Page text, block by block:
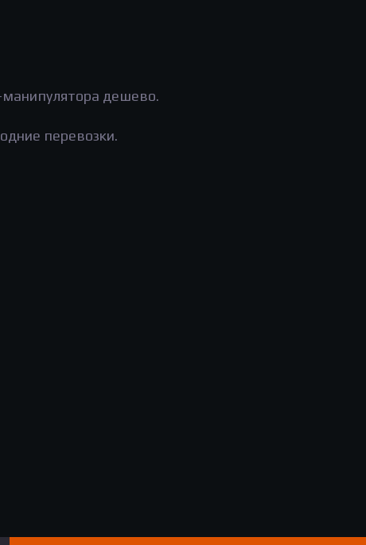
манипулятора дешево.
перевозки.